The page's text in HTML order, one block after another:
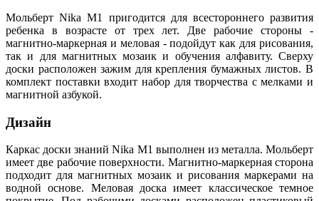
Мольберт Nika М1 пригодится для всестороннего развития
ребенка в возрасте от трех лет. Две рабочие стороны -
магнитно-маркерная и меловая - подойдут как для рисования,
так и для магнитных мозаик и обучения алфавиту. Сверху
доски расположен зажим для крепления бумажных листов. В
комплект поставки входит набор для творчества с мелками и
магнитной азбукой.
Дизайн
Каркас доски знаний Nika М1 выполнен из металла. Мольберт
имеет две рабочие поверхности. Магнитно-маркерная сторона
подходит для магнитных мозаик и рисования маркерами на
водной основе. Меловая доска имеет классическое темное